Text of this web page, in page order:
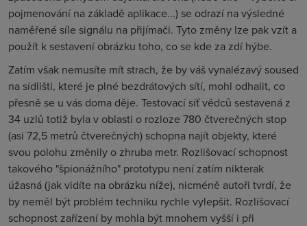
pojmenování na základě aplikace...) se odrazí na výsledné
naměřené síle signálu na přijímači. Tyto změny lze pak vzít a
použít k sestavení obrázku toho, co se kde za zdí hýbe.
Zatím však nemusíte mít strach, že by váš vynalézavý soused
na sídlišti, které je plné bezdrátových sítí, mohl odhalit, co
přesně se u vás doma děje. Testovací síť vědců sestavená z
34 uzlů totiž byla v oblasti o rozloze 780 čtverečných stop
(asi 72,5 metrů čtverečných) schopna najít objekty, které
svou polohu změnily o zhruba metr. Rozlišovací schopnost
takového "špionážního" prototypu není zatím nikterak
úžasná (jak vidíte na obrázku níže), nicméně autoři tvrdí, že
by neměl být problém techniku rychle vylepšit. Rozlišovací
schopnost zařízení by mohla být mnohem vyšší i při